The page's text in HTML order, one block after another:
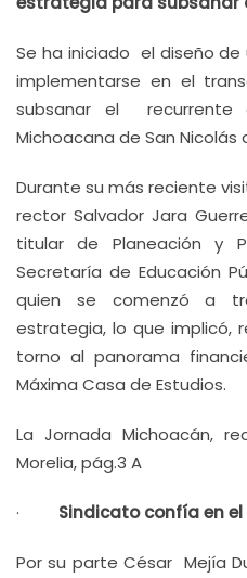
Se ha iniciado el diseño
implementarse en el
subsanar el recurrente
Michoacana de San Nicolás
Durante su más reciente
rector Salvador Jara
titular de Planeación y
Secretaría de Educación
quien se comenzó a
estrategia, lo que implicó,
torno al panorama
Máxima Casa de Estudios.
La Jornada Michoacán,
Morelia, pág.3 A
· Sindicato confía en el
Por su parte César Mejía